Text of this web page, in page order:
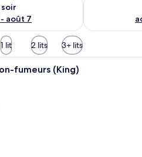
soir
août 7
1 lit 2 lits 3+ lits
Une personne portant un
fumeurs (King)